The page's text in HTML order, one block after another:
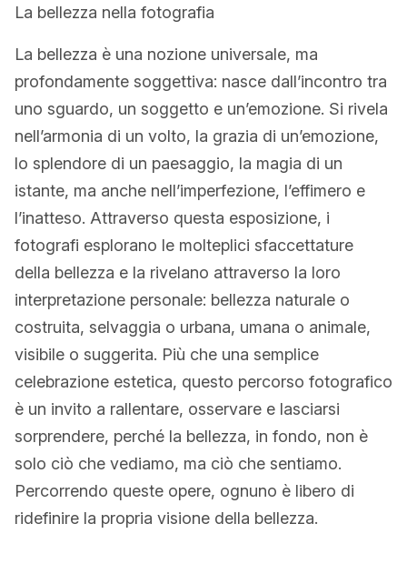
La bellezza nella fotografia
La bellezza è una nozione universale, ma
profondamente soggettiva: nasce dall’incontro tra
uno sguardo, un soggetto e un’emozione. Si rivela
nell’armonia di un volto, la grazia di un’emozione,
lo splendore di un paesaggio, la magia di un
istante, ma anche nell’imperfezione, l’effimero e
l’inatteso. Attraverso questa esposizione, i
fotografi esplorano le molteplici sfaccettature
della bellezza e la rivelano attraverso la loro
interpretazione personale: bellezza naturale o
costruita, selvaggia o urbana, umana o animale,
visibile o suggerita. Più che una semplice
celebrazione estetica, questo percorso fotografico
è un invito a rallentare, osservare e lasciarsi
sorprendere, perché la bellezza, in fondo, non è
solo ciò che vediamo, ma ciò che sentiamo.
Percorrendo queste opere, ognuno è libero di
ridefinire la propria visione della bellezza.